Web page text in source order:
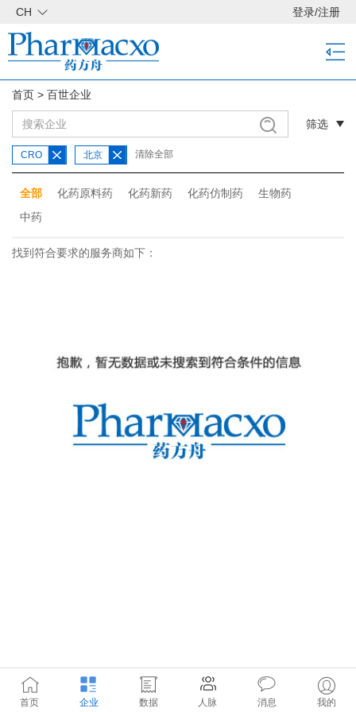
CH 登录/注册
首页 > 百世企业
筛选
CRO 北京 清除全部
全部 化药原料药 化药新药 化药仿制药
生物药
中药
找到符合要求的服务商如下：
首页 企业 数据 人脉 消息 我的